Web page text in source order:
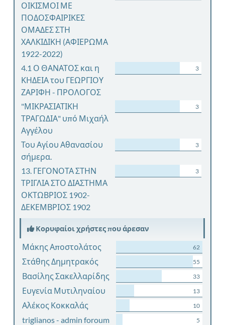
ΟΙΚΙΣΜΟΙ ΜΕ
ΠΟΔΟΣΦΑΙΡΙΚΕΣ
ΟΜΑΔΕΣ ΣΤΗ
ΧΑΛΚΙΔΙΚΗ (ΑΦΙΕΡΩΜΑ
1922-2022)
4.1 Ο ΘΑΝΑΤΟΣ και η
ΚΗΔΕΙΑ του ΓΕΩΡΓΙΟΥ
ΖΑΡΙΦΗ - ΠΡΟΛΟΓΟΣ
3
"ΜΙΚΡΑΣΙΑΤΙΚΗ
ΤΡΑΓΩΔΙΑ" υπό Μιχαήλ
Αγγέλου
3
Του Αγίου Αθανασίου
σήμερα.
3
13. ΓΕΓΟΝΟΤΑ ΣΤΗΝ
ΤΡΙΓΛΙΑ ΣΤΟ ΔΙΑΣΤΗΜΑ
ΟΚΤΩΒΡΙΟΣ 1902-
ΔΕΚΕΜΒΡΙΟΣ 1902
3
Κορυφαίοι χρήστες που άρεσαν
Μάκης Αποστολάτος 62
Στάθης Δημητρακός 55
Βασίλης Σακελλαρίδης 33
Ευγενία Μυτιληναίου 13
Αλέκος Κοκκαλάς 10
triglianos - admin foroum 5